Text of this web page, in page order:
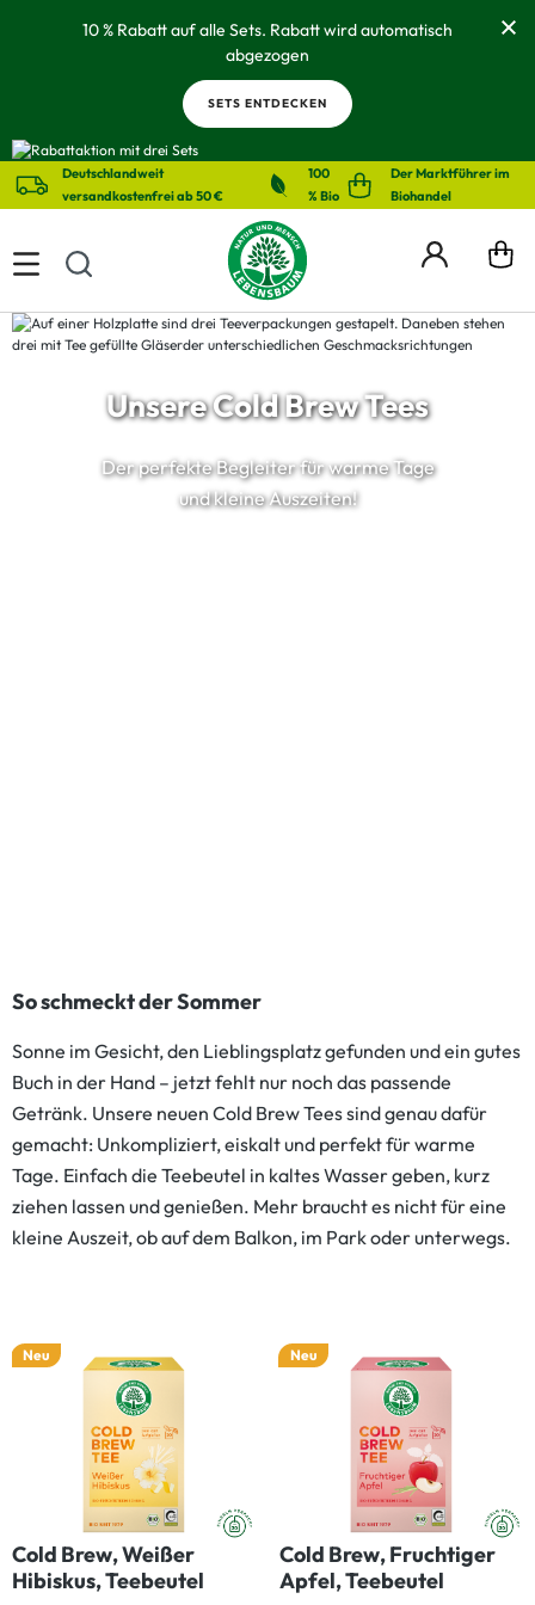
springen10 % Rabatt auf alle Sets. Rabatt wird automatisch
abgezogen
SETS ENTDECKEN
Deutschlandweit
versandkostenfrei ab 50 €
100
% Bio
Der Marktführer im
Biohandel
Unsere Cold Brew Tees
Der perfekte Begleiter für warme Tage
und kleine Auszeiten!
So schmeckt der Sommer
Sonne im Gesicht, den Lieblingsplatz gefunden und ein gutes
Buch in der Hand – jetzt fehlt nur noch das passende
Getränk. Unsere neuen Cold Brew Tees sind genau dafür
gemacht: Unkompliziert, eiskalt und perfekt für warme
Tage. Einfach die Teebeutel in kaltes Wasser geben, kurz
ziehen lassen und genießen. Mehr braucht es nicht für eine
kleine Auszeit, ob auf dem Balkon, im Park oder unterwegs.
Neu
Cold Brew, Weißer
Hibiskus, Teebeutel
Neu
Cold Brew, Fruchtiger
Apfel, Teebeutel